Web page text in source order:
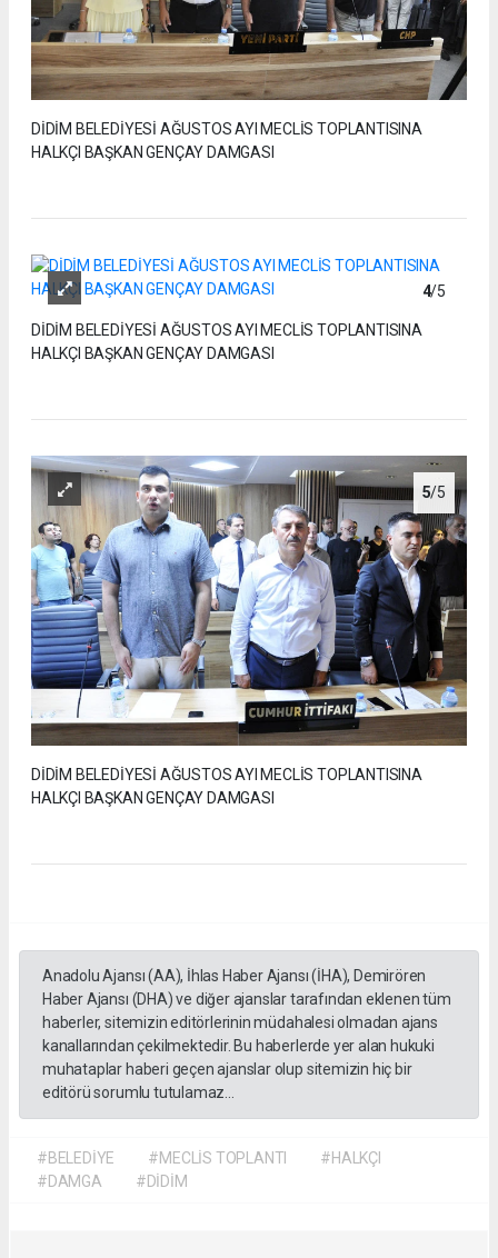
DİDİM BELEDİYESİ AĞUSTOS AYI MECLİS TOPLANTISINA
HALKÇI BAŞKAN GENÇAY DAMGASI
4/5
DİDİM BELEDİYESİ AĞUSTOS AYI MECLİS TOPLANTISINA
HALKÇI BAŞKAN GENÇAY DAMGASI
5/5
DİDİM BELEDİYESİ AĞUSTOS AYI MECLİS TOPLANTISINA
HALKÇI BAŞKAN GENÇAY DAMGASI
Anadolu Ajansı (AA), İhlas Haber Ajansı (İHA), Demirören
Haber Ajansı (DHA) ve diğer ajanslar tarafından eklenen tüm
haberler, sitemizin editörlerinin müdahalesi olmadan ajans
kanallarından çekilmektedir. Bu haberlerde yer alan hukuki
muhataplar haberi geçen ajanslar olup sitemizin hiç bir
editörü sorumlu tutulamaz...
#BELEDİYE #MECLİS TOPLANTI
#HALKÇI
#DAMGA
#DİDİM